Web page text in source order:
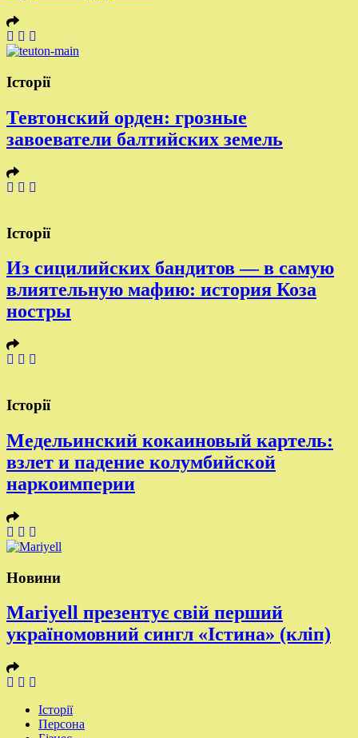
Історії
Тевтонский орден: грозные
завоеватели балтийских земель
Історії
Из сицилийских бандитов — в самую
влиятельную мафию: история Коза
ностры
Історії
Медельинский кокаиновый картель:
взлет и падение колумбийской
наркоимперии
Новини
Mariyell презентує свій перший
україномовний сингл «Істина» (кліп)
Історії
Персона